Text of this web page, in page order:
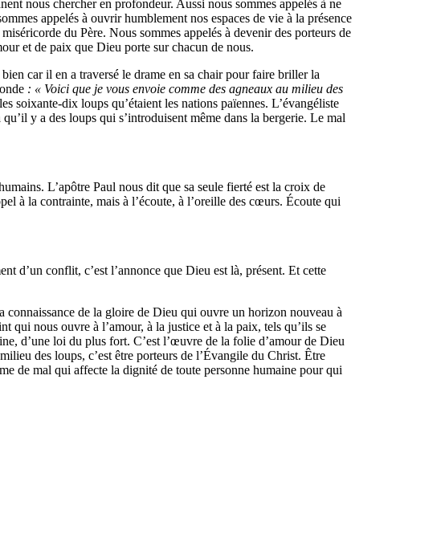
nous chercher en profondeur. Aussi nous sommes appelés à ne
appelés à ouvrir humblement nos espaces de vie à la présence
du Père. Nous sommes appelés à devenir des porteurs de
et de paix que Dieu porte sur chacun de nous.
car il en a traversé le drame en sa chair pour faire briller la
: « Voici que je vous envoie comme des agneaux au milieu des
soixante-dix loups qu’étaient les nations païennes. L’évangéliste
y a des loups qui s’introduisent même dans la bergerie. Le mal
L’apôtre Paul nous dit que sa seule fierté est la croix de
à la contrainte, mais à l’écoute, à l’oreille des cœurs. Écoute qui
d’un conflit, c’est l’annonce que Dieu est là, présent. Et cette
de la gloire de Dieu qui ouvre un horizon nouveau à
qui nous ouvre à l’amour, à la justice et à la paix, tels qu’ils se
d’une loi du plus fort. C’est l’œuvre de la folie d’amour de Dieu
des loups, c’est être porteurs de l’Évangile du Christ. Être
de mal qui affecte la dignité de toute personne humaine pour qui